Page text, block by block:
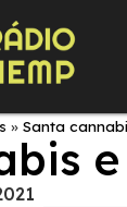
» Santa